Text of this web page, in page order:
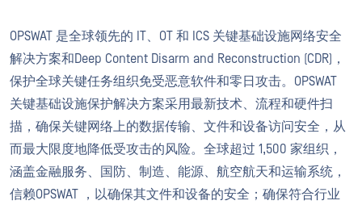
OPSWAT 是全球领先的 IT、OT 和 ICS 关键基础设施网络安全
解决方案和Deep Content Disarm and Reconstruction (CDR)，
保护全球关键任务组织免受恶意软件和零日攻击。OPSWAT
关键基础设施保护解决方案采用最新技术、流程和硬件扫
描，确保关键网络上的数据传输、文件和设备访问安全，从
而最大限度地降低受攻击的风险。全球超过 1,500 家组织，
涵盖金融服务、国防、制造、能源、航空航天和运输系统，
信赖OPSWAT ，以确保其文件和设备的安全；确保符合行业